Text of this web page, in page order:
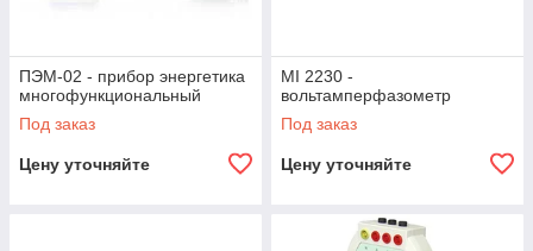
ПЭМ-02 - прибор энергетика
многофункциональный
Под заказ
Цену уточняйте
MI 2230 -
вольтамперфазометр
Под заказ
Цену уточняйте